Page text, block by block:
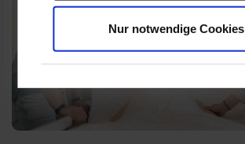
Nur notwendige Cookies